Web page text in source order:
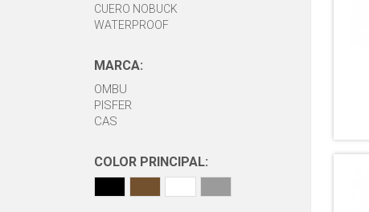
CUERO NOBUCK
WATERPROOF
MARCA:
OMBU
PISFER
CAS
COLOR PRINCIPAL: